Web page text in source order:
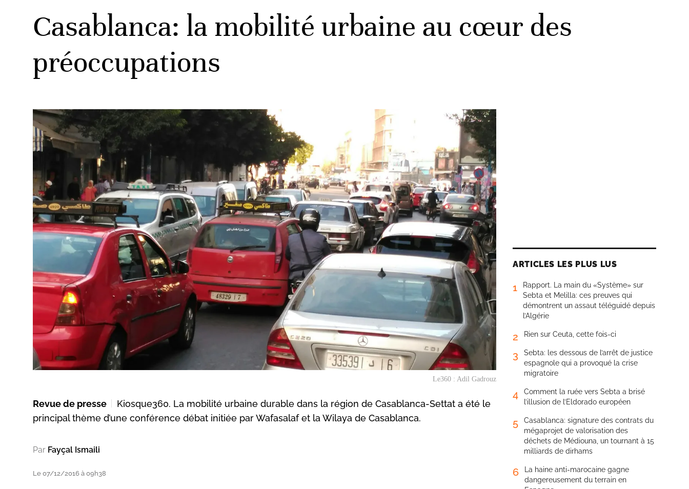
Casablanca: la mobilité urbaine au cœur des
préoccupations
Le360 : Adil Gadrouz
Revue de presse
Kiosque360. La mobilité urbaine durable dans la région de Casablanca-Settat a été le
principal thème d’une conférence débat initiée par Wafasalaf et la Wilaya de Casablanca.
Par Fayçal Ismaili
Le 07/12/2016 à 09h38
ARTICLES LES PLUS LUS
1
Rapport. La main du «Système» sur
Sebta et Melilla: ces preuves qui
démontrent un assaut téléguidé depuis
l’Algérie
2 Rien sur Ceuta, cette fois-ci
3
Sebta: les dessous de l’arrêt de justice
espagnole qui a provoqué la crise
migratoire
4
Comment la ruée vers Sebta a brisé
l’illusion de l’Eldorado européen
5
Casablanca: signature des contrats du
mégaprojet de valorisation des
déchets de Médiouna, un tournant à 15
milliards de dirhams
6
La haine anti-marocaine gagne
dangereusement du terrain en